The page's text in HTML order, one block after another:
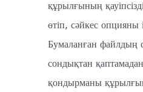
құрылғының
өтіп, сәйкес опцияны
Бумаланған
сондықтан
қондырманы